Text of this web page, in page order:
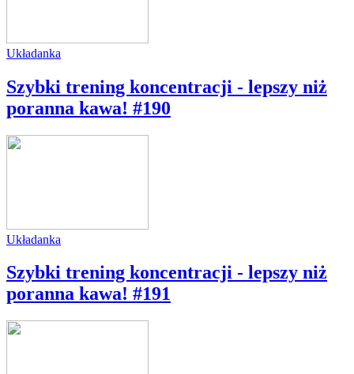
Układanka
Szybki trening koncentracji - lepszy niż
poranna kawa! #190
Układanka
Szybki trening koncentracji - lepszy niż
poranna kawa! #191